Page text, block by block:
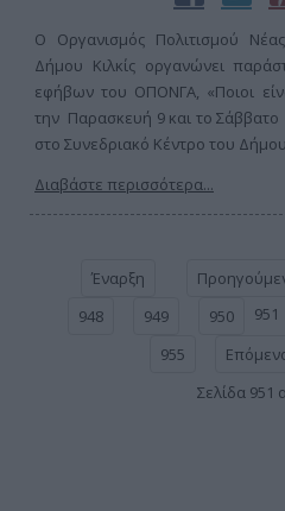
Ο Οργανισμός Πολιτισμού
Δήμου Κιλκίς οργανώνει
εφήβων του ΟΠΟΝΓΑ, «Ποιοι
την Παρασκευή 9 και το Σάββατο
στο Συνεδριακό Κέντρο του Δήμου
Διαβάστε περισσότερα...
Έναρξη
948
949 950 951
955
Σελίδα 951